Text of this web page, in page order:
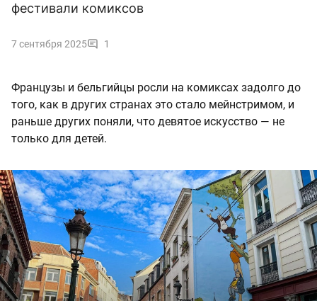
фестивали комиксов
7 сентября 2025 1
Французы и бельгийцы росли на комиксах задолго до
того, как в других странах это стало мейнстримом, и
раньше других поняли, что девятое искусство — не
только для детей.